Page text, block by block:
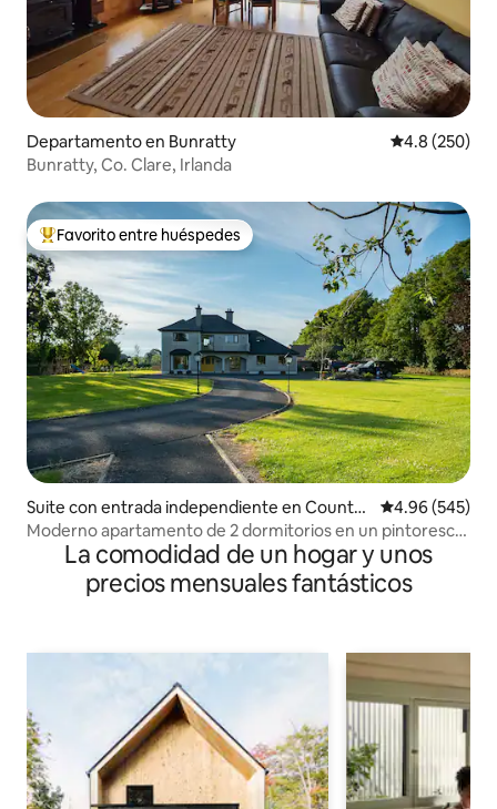
Departamento en Bunratty Calificación
4.8 (250)
Bunratty, Co. Clare, Irlanda
De los mejores en Favorito entre huéspedes
Favorito entre huéspedes
Suite con entrada independiente en County
Limerick
Calificación
4.96 (545)
Moderno apartamento de 2 dormitorios en un pintoresco
puebloLa comodidad de un hogar y unos
precios mensuales fantásticos